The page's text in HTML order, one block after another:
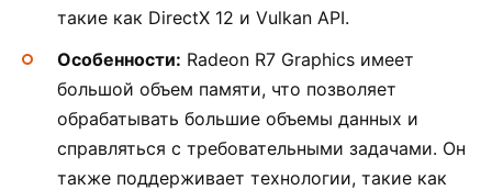
такие как DirectX 12 и Vulkan API.
Особенности: Radeon R7 Graphics имеет
большой объем памяти, что позволяет
обрабатывать большие объемы данных и
справляться с требовательными задачами. Он
также поддерживает технологии, такие как